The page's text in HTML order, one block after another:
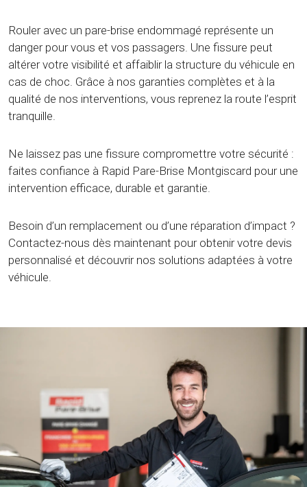
Rouler avec un pare-brise endommagé représente un
danger pour vous et vos passagers. Une fissure peut
altérer votre visibilité et affaiblir la structure du véhicule en
cas de choc. Grâce à nos garanties complètes et à la
qualité de nos interventions, vous reprenez la route l’esprit
tranquille.
Ne laissez pas une fissure compromettre votre sécurité :
faites confiance à Rapid Pare-Brise Montgiscard pour une
intervention efficace, durable et garantie.
Besoin d’un remplacement ou d’une réparation d’impact ?
Contactez-nous dès maintenant pour obtenir votre devis
personnalisé et découvrir nos solutions adaptées à votre
véhicule.